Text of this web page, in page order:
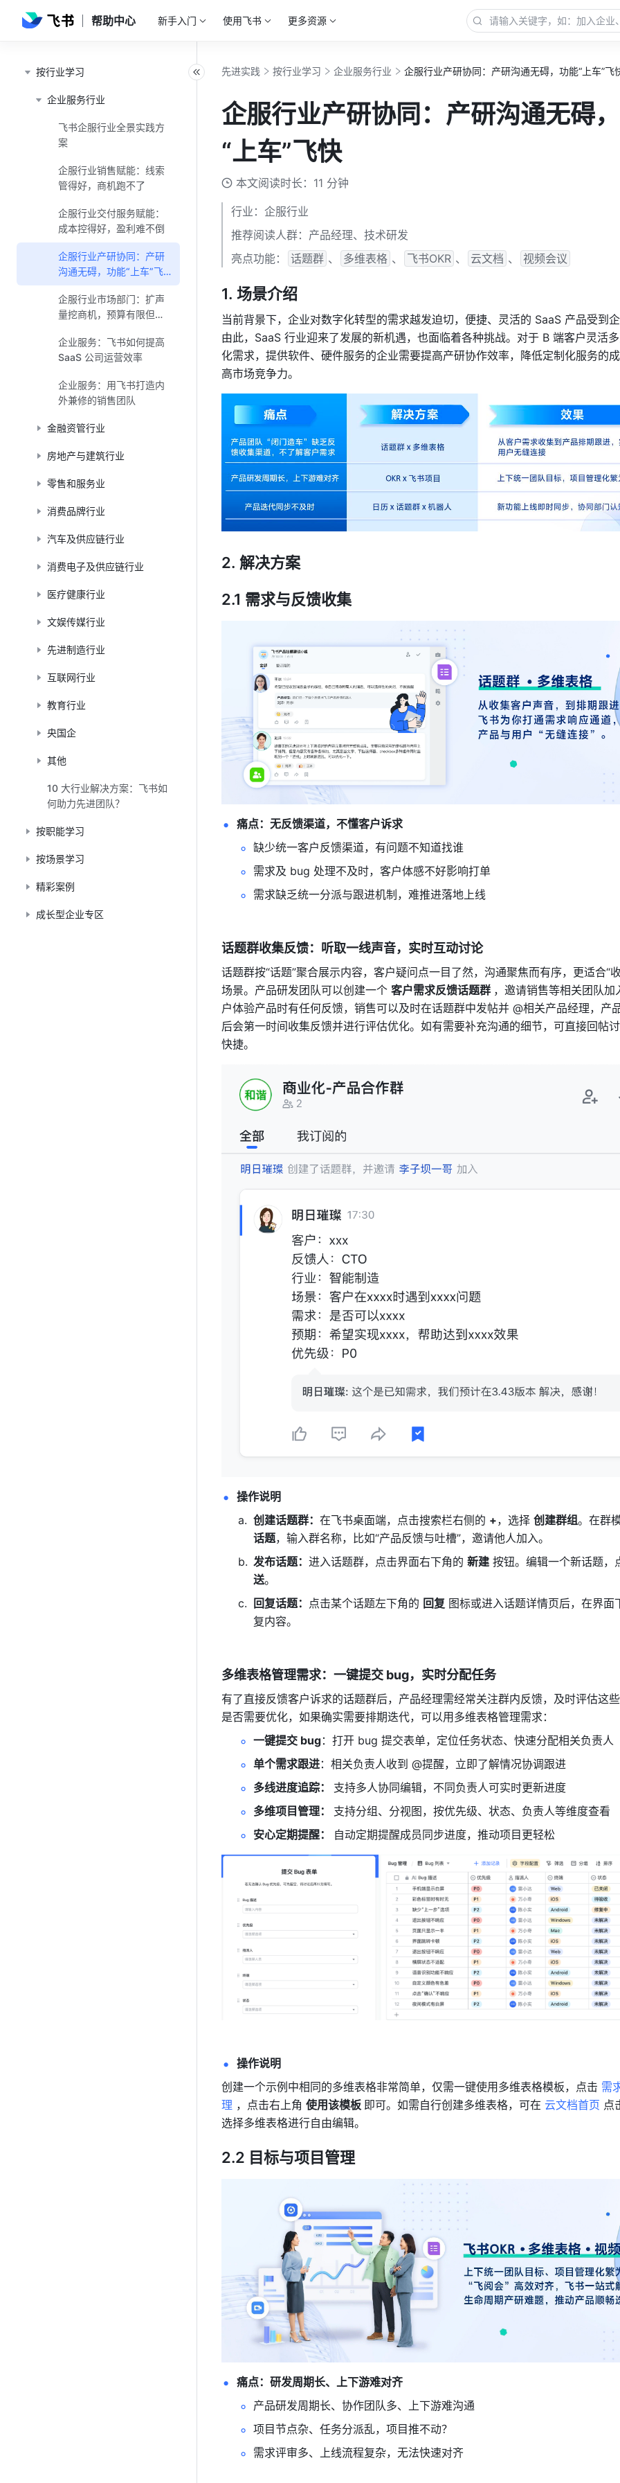
帮助中心 新手入门 使用飞书 更多资源
按行业学习
企业服务行业
飞书企服行业全景实践方
案
企服行业销售赋能：线索
管得好，商机跑不了
企服行业交付服务赋能：
成本控得好，盈利难不倒
企服行业产研协同：产研
沟通无碍，功能“上车”飞
快
企服行业市场部门：扩声
量挖商机，预算有限但热
企业服务：飞书如何提高
SaaS 公司运营效率
企业服务：用飞书打造内
外兼修的销售团队
金融资管行业
房地产与建筑行业
零售和服务业
消费品牌行业
汽车及供应链行业
消费电子及供应链行业
医疗健康行业
文娱传媒行业
先进制造行业
互联网行业
教育行业
央国企
其他
10 大行业解决方案：飞书如
何助力先进团队？
按职能学习
按场景学习
精彩案例
成长型企业专区
先进实践 按行业学习 企业服务行业 企服行业产研协同：产研沟通无碍，功能“上车”飞
企服行业产研协同：产研沟通无碍
“上车”飞快
本文阅读时长：11 分钟
行业：企服行业
推荐阅读人群：产品经理、技术研发
亮点功能：
话题群 、 多维表格 、 飞书OKR 、 云文档 、 视频会议
场景介绍
当前背景下，企业对数字化转型的需求越发迫切，便捷、灵活的 SaaS 产品受到企
由此，SaaS 行业迎来了发展的新机遇，也面临着各种挑战。对于 B 端客户灵活
化需求，提供软件、硬件服务的企业需要提高产研协作效率，降低定制化服务的
高市场竞争力。
解决方案
2.1 需求与反馈收集
痛点：无反馈渠道，不懂客户诉求
缺少统一客户反馈渠道，有问题不知道找谁
需求及 bug 处理不及时，客户体感不好影响打单
需求缺乏统一分派与跟进机制，难推进落地上线
话题群收集反馈：听取一线声音，实时互动讨论
话题群按“话题”聚合展示内容，客户疑问点一目了然，沟通聚焦而有序，更适合“
场景。产品研发团队可以创建一个 客户需求反馈话题群 ，邀请销售等相关团队加
户体验产品时有任何反馈，销售可以及时在话题群中发帖并 @相关产品经理，产
后会第一时间收集反馈并进行评估优化。如有需要补充沟通的细节，可直接回帖
快捷。
操作说明
创建话题群： 在飞书桌面端，点击搜索栏右侧的 +，选择 创建群组
话题，输入群名称，比如“产品反馈与吐槽”，邀请他人加入。
发布话题： 进入话题群，点击界面右下角的 新建 按钮。编辑一个新话题，
送。
回复话题： 点击某个话题左下角的 回复 图标或进入话题详情页后，在界面
复内容。
多维表格管理需求：一键提交 bug，实时分配任务
有了直接反馈客户诉求的话题群后，产品经理需经常关注群内反馈，及时评估这
是否需要优化，如果确实需要排期迭代，可以用多维表格管理需求：
一键提交 bug：打开 bug 提交表单，定位任务状态、快速分配相关负责人
单个需求跟进：相关负责人收到 @提醒，立即了解情况协调跟进
多线进度追踪： 支持多人协同编辑，不同负责人可实时更新进度
多维项目管理： 支持分组、分视图，按优先级、状态、负责人等维度查看
安心定期提醒： 自动定期提醒成员同步进度，推动项目更轻松
操作说明
创建一个示例中相同的多维表格非常简单，仅需一键使用多维表格模板，点击 需
理 ，点击右上角 使用该模板 即可。如需自行创建多维表格，可在 云文档首页 点
选择多维表格进行自由编辑。
2.2 目标与项目管理
痛点：研发周期长、上下游难对齐
产品研发周期长、协作团队多、上下游难沟通
项目节点杂、任务分派乱，项目推不动？
需求评审多、上线流程复杂，无法快速对齐